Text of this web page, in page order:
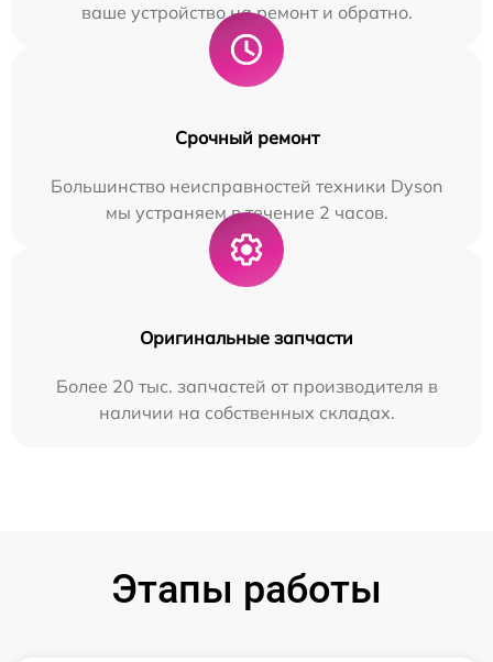
ваше устройство на ремонт и обратно.
Срочный ремонт
Большинство неисправностей техники Dyson
мы устраняем в течение 2 часов.
Оригинальные запчасти
Более 20 тыс. запчастей от производителя в
наличии на собственных складах.
Этапы работы